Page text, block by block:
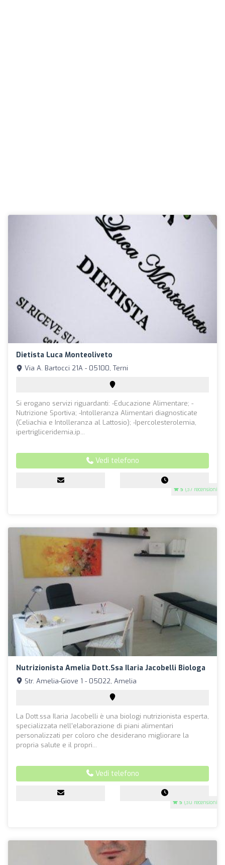
Dietista Luca Monteoliveto
5 (37 recensioni)
Via A. Bartocci 21A - 05100, Terni
Si erogano servizi riguardanti: -Educazione Alimentare; -
Nutrizione Sportiva; -Intolleranza Alimentari diagnosticate
(Celiachia e Intolleranza al Lattosio); -Ipercolesterolemia,
ipertrigliceridemia,ip...
Vedi telefono
Nutrizionista Amelia Dott.ssa Ilaria Jacobelli Biologa
5 (30 recensioni)
Str. Amelia-Giove 1 - 05022, Amelia
La Dott.ssa Ilaria Jacobelli è una biologi nutrizionista esperta,
specializzata nell'elaborazione di piani alimentari
personalizzati per coloro che desiderano migliorare la
propria salute e il propri...
Vedi telefono